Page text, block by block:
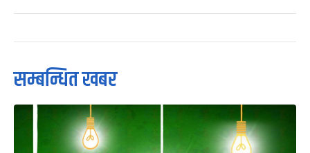
सम्बन्धित खबर